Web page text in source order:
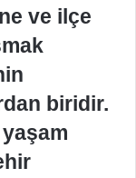
ve ilçe
biridir.